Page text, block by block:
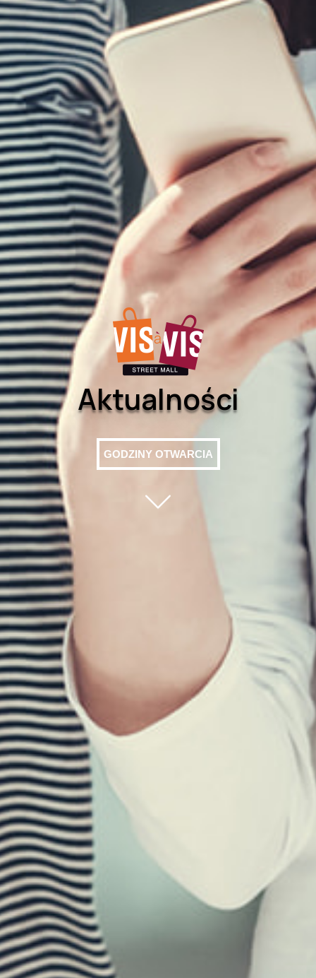
Aktualności
GODZINY OTWARCIA